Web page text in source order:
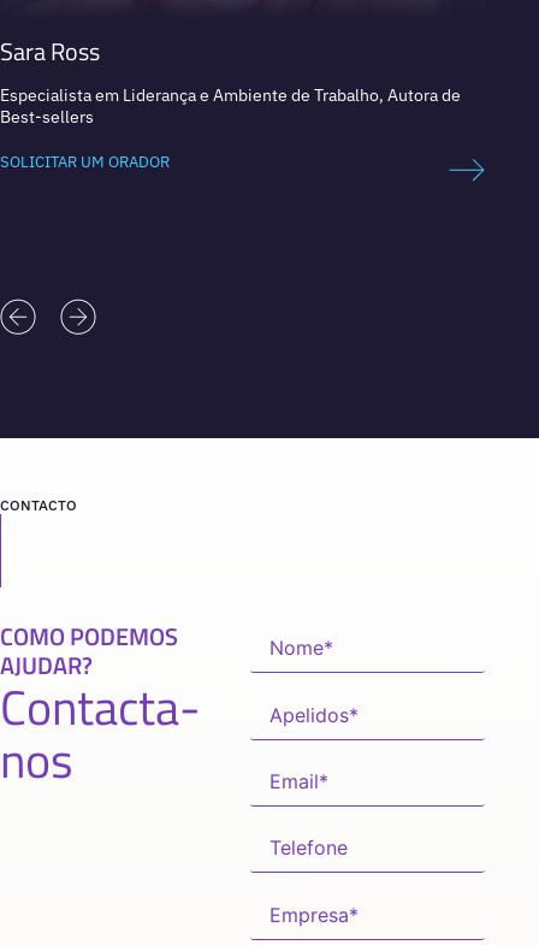
Sara Ross
Especialista em Liderança e Ambiente de Trabalho, Autora de
Best-sellers
SOLICITAR UM ORADOR
CONTACTO
COMO PODEMOS
AJUDAR?
Contacta-
nos